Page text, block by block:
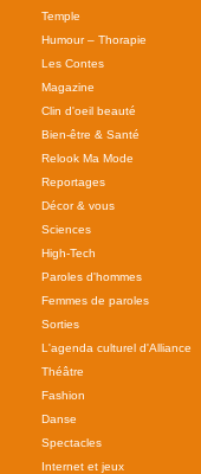
Temple
Humour – Thorapie
Les Contes
Magazine
Clin d'oeil beauté
Bien-être & Santé
Relook Ma Mode
Reportages
Décor & vous
Sciences
High-Tech
Paroles d'hommes
Femmes de paroles
Sorties
L'agenda culturel d'Alliance
Théâtre
Fashion
Danse
Spectacles
Internet et jeux